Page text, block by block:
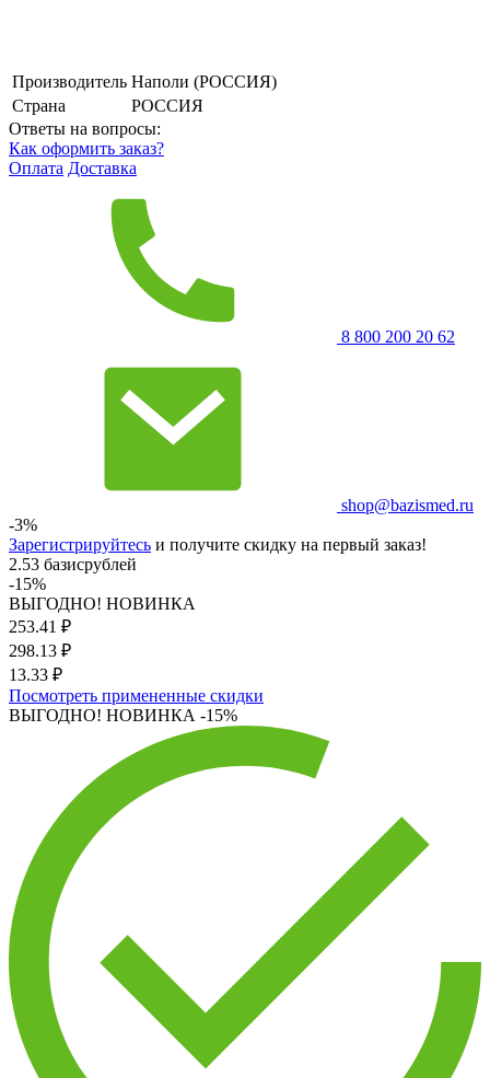
Производитель Наполи (РОССИЯ)
Страна
РОССИЯ
Ответы на вопросы:
Как оформить заказ?
Оплата Доставка
8 800 200 20 62
shop@bazismed.ru
-3%
Зарегистрируйтесь и получите скидку на первый заказ!
2.53 базисрублей
-15%
ВЫГОДНО! НОВИНКА
253.41 ₽
298.13 ₽
13.33 ₽
Посмотреть примененные скидки
ВЫГОДНО! НОВИНКА -15%